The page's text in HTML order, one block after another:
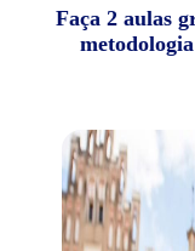
Faça 2 aulas